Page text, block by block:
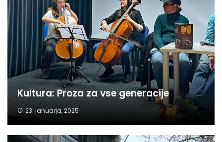
Kultura: Proza za vse generacije
23. januarja, 2025